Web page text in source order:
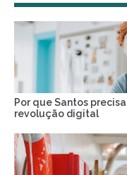
Por que Santos
revolução digital